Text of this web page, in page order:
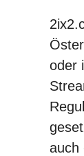
oder
auch